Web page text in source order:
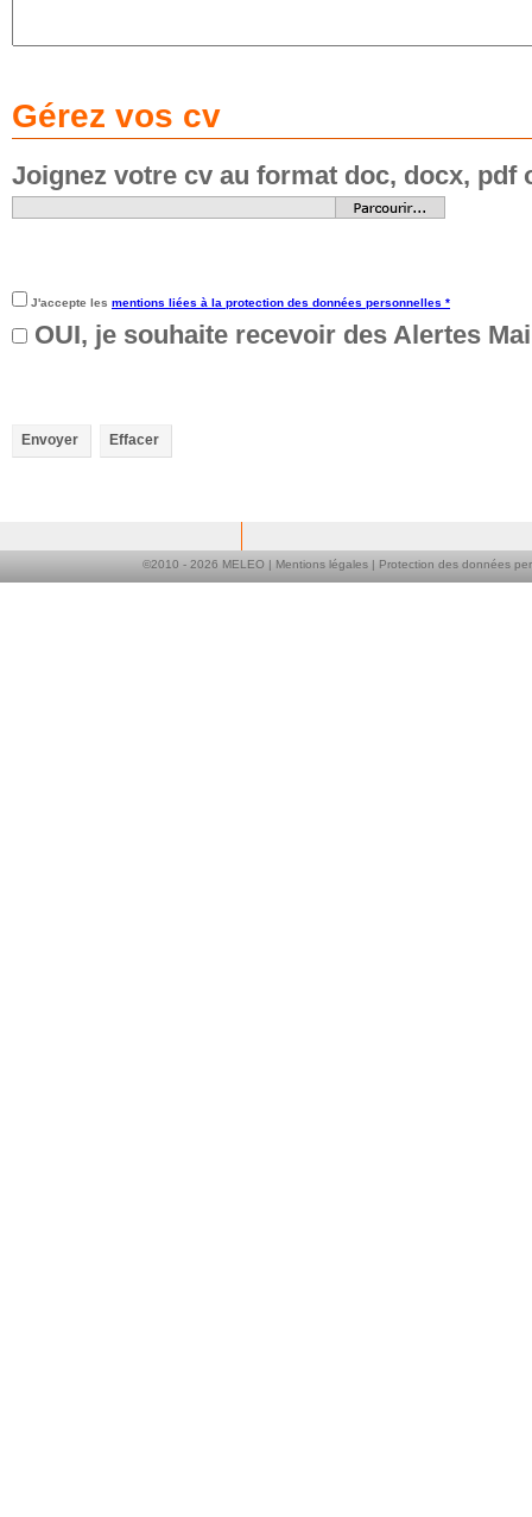
Gérez vos cv
Joignez votre cv au format doc, docx, pdf
J'accepte les mentions liées à la protection des données personnelles *
OUI, je souhaite recevoir des Alertes
Envoyer Effacer
©2010 - 2026 MELEO | Mentions légales | Protection des données